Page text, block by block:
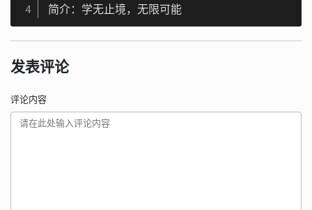
4
简介：学无止境，无限可能
发表评论
评论内容